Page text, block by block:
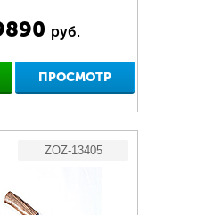
руб.
ПРОСМОТР
ZOZ-13405